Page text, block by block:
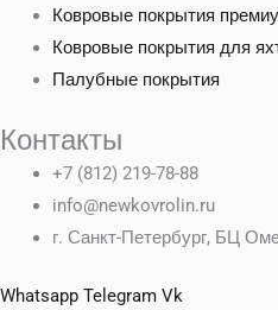
Ковровые покрытия
Ковровые покрытия для
Палубные покрытия
Контакты
+7 (812) 219-78-88
info@newkovrolin.ru
г. Санкт-Петербург, БЦ
Whatsapp Telegram Vk